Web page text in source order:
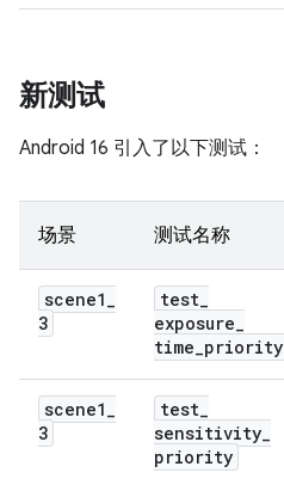
新测试
Android 16 引入了以下测试：
场景 测试名称
scene1_
3
test_
exposure_
time_priority
scene1_
3
test_
sensitivity_
priority